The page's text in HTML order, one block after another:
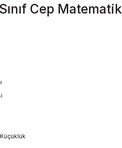
Cep Matematik